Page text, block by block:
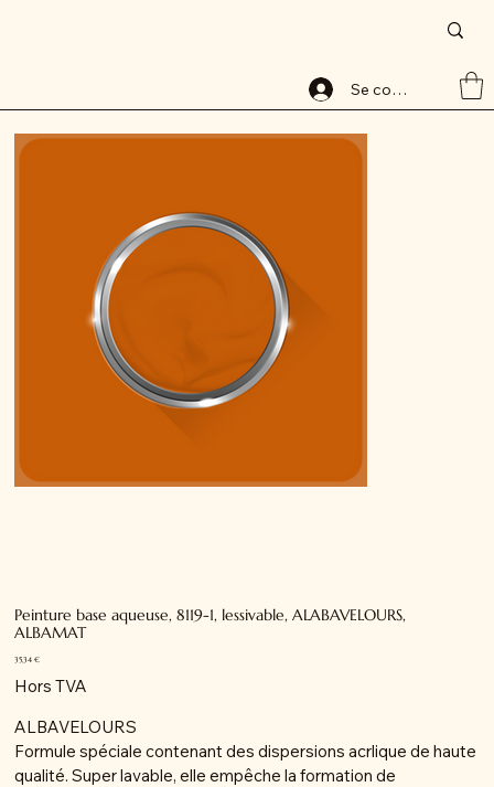
Se connecter
Peinture base aqueuse, 8119-1, lessivable, ALABAVELOURS, ALBAMAT
Peinture base aqueuse, 8119-1, lessivable, ALABAVELOURS,
ALBAMAT
Prix
35,34 €
Hors TVA
ALBAVELOURS
Formule spéciale contenant des dispersions acrlique de haute
qualité. Super lavable, elle empêche la formation de